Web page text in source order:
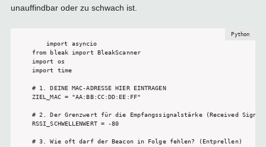
unauffindbar oder zu schwach ist.
import asyncio
from bleak import BleakScanner
import os
import time
# 1. DEINE MAC-ADRESSE HIER EINTRAGEN
ZIEL_MAC = "AA:BB:CC:DD:EE:FF"
# 2. Der Grenzwert für die Empfangssignalstärke (Received
RSSI_SCHWELLENWERT = -80
# 3. Wie oft darf der Beacon in Folge fehlen? (Entprellen)